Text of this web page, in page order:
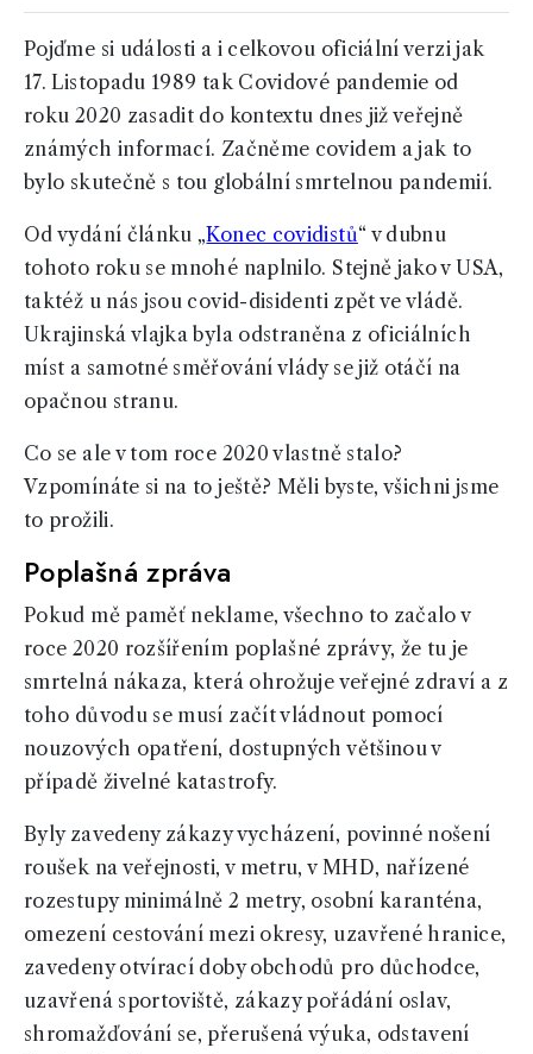
Pojďme si události a i celkovou oficiální verzi jak
17. Listopadu 1989 tak Covidové pandemie od
roku 2020 zasadit do kontextu dnes již veřejně
známých informací. Začněme covidem a jak to
bylo skutečně s tou globální smrtelnou pandemií.
Od vydání článku „Konec covidistů“ v dubnu
tohoto roku se mnohé naplnilo. Stejně jako v USA,
taktéž u nás jsou covid-disidenti zpět ve vládě.
Ukrajinská vlajka byla odstraněna z oficiálních
míst a samotné směřování vlády se již otáčí na
opačnou stranu.
Co se ale v tom roce 2020 vlastně stalo?
Vzpomínáte si na to ještě? Měli byste, všichni jsme
to prožili.
Poplašná zpráva
Pokud mě paměť neklame, všechno to začalo v
roce 2020 rozšířením poplašné zprávy, že tu je
smrtelná nákaza, která ohrožuje veřejné zdraví a z
toho důvodu se musí začít vládnout pomocí
nouzových opatření, dostupných většinou v
případě živelné katastrofy.
Byly zavedeny zákazy vycházení, povinné nošení
roušek na veřejnosti, v metru, v MHD, nařízené
rozestupy minimálně 2 metry, osobní karanténa,
omezení cestování mezi okresy, uzavřené hranice,
zavedeny otvírací doby obchodů pro důchodce,
uzavřená sportoviště, zákazy pořádání oslav,
shromažďování se, přerušená výuka, odstavení